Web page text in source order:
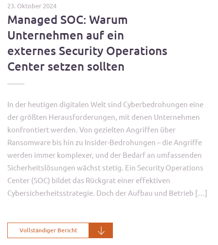
23. Oktober 2024
Managed SOC: Warum
Unternehmen auf ein
externes Security Operations
Center setzen sollten
In der heutigen digitalen Welt sind Cyberbedrohungen eine
der größten Herausforderungen, mit denen Unternehmen
konfrontiert werden. Von gezielten Angriffen über
Ransomware bis hin zu Insider-Bedrohungen – die Angriffe
werden immer komplexer, und der Bedarf an umfassenden
Sicherheitslösungen wächst stetig. Ein Security Operations
Center (SOC) bildet das Rückgrat einer effektiven
Cybersicherheitsstrategie. Doch der Aufbau und Betrieb […]
Vollständiger Bericht